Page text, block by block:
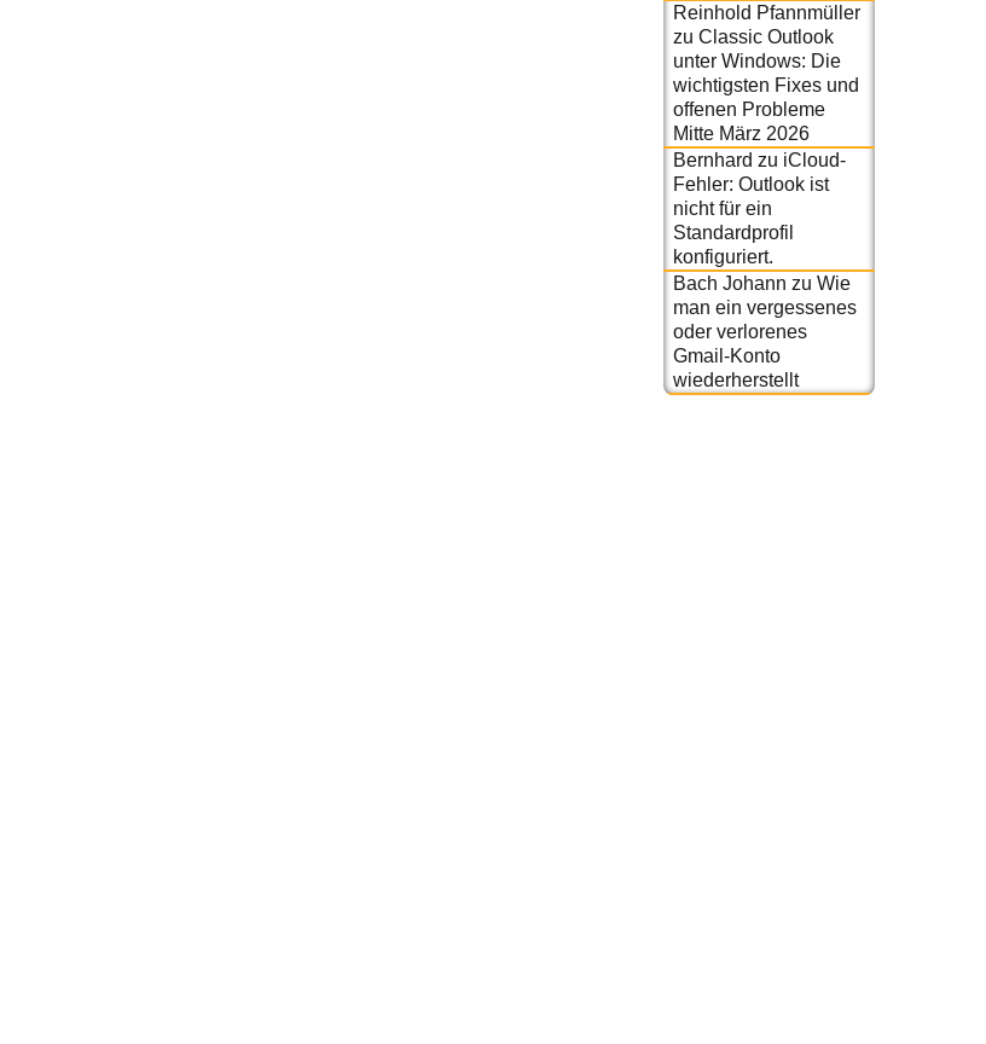
Reinhold Pfannmüller
zu Classic Outlook
unter Windows: Die
wichtigsten Fixes und
offenen Probleme
Mitte März 2026
Bernhard zu iCloud-
Fehler: Outlook ist
nicht für ein
Standardprofil
konfiguriert.
Bach Johann zu Wie
man ein vergessenes
oder verlorenes
Gmail-Konto
wiederherstellt